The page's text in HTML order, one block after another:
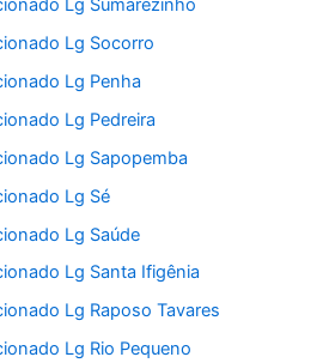
Lg Sumarezinho
Lg Socorro
Lg Penha
Lg Pedreira
Lg Sapopemba
Lg Sé
Lg Saúde
Lg Santa Ifigênia
Lg Raposo Tavares
Lg Rio Pequeno